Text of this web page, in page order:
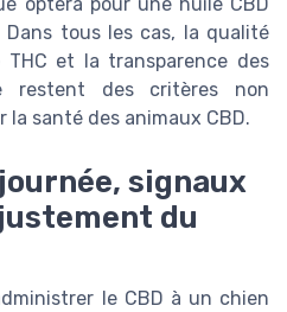
Dans tous les cas, la qualité
THC et la transparence des
restent des critères non
la santé des animaux CBD.
signaux
du
le CBD à un chien